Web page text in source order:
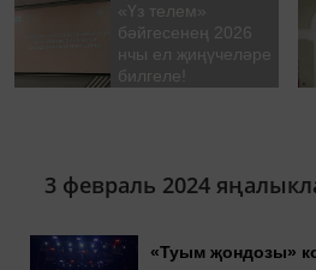
«Үз телем»
бәйгесенең 2026
нчы ел җиңүчеләре
билгеле!
3 февраль 2024
«Туым җондозы»